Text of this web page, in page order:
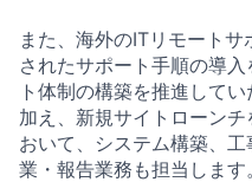
また、海外のITリモート
されたサポート手順の導
ト体制の構築を推進して
加え、新規サイトローン
おいて、システム構築、
業・報告業務も担当します。